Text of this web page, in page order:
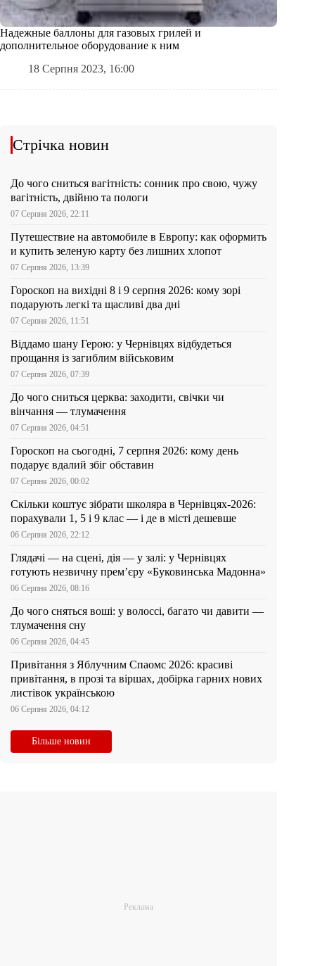
Надежные баллоны для газовых грилей и
дополнительное оборудование к ним
18 Серпня 2023, 16:00
Стрічка новин
До чого сниться вагітність: сонник про свою, чужу
вагітність, двійню та пологи
07 Серпня 2026, 22:11
Путешествие на автомобиле в Европу: как оформить
и купить зеленую карту без лишних хлопот
07 Серпня 2026, 13:39
Гороскоп на вихідні 8 і 9 серпня 2026: кому зорі
подарують легкі та щасливі два дні
07 Серпня 2026, 11:51
Віддамо шану Герою: у Чернівцях відбудеться
прощання із загиблим військовим
07 Серпня 2026, 07:39
До чого сниться церква: заходити, свічки чи
вінчання — тлумачення
07 Серпня 2026, 04:51
Гороскоп на сьогодні, 7 серпня 2026: кому день
подарує вдалий збіг обставин
07 Серпня 2026, 00:02
Скільки коштує зібрати школяра в Чернівцях-2026:
порахували 1, 5 і 9 клас — і де в місті дешевше
06 Серпня 2026, 22:12
Глядачі — на сцені, дія — у залі: у Чернівцях
готують незвичну прем’єру «Буковинська Мадонна»
06 Серпня 2026, 08:16
До чого сняться воші: у волоссі, багато чи давити —
тлумачення сну
06 Серпня 2026, 04:45
Привітання з Яблучним Спаомс 2026: красиві
привітання, в прозі та віршах, добірка гарних нових
листівок українською
06 Серпня 2026, 04:12
Більше новин